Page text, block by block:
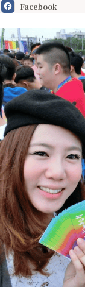
Facebook